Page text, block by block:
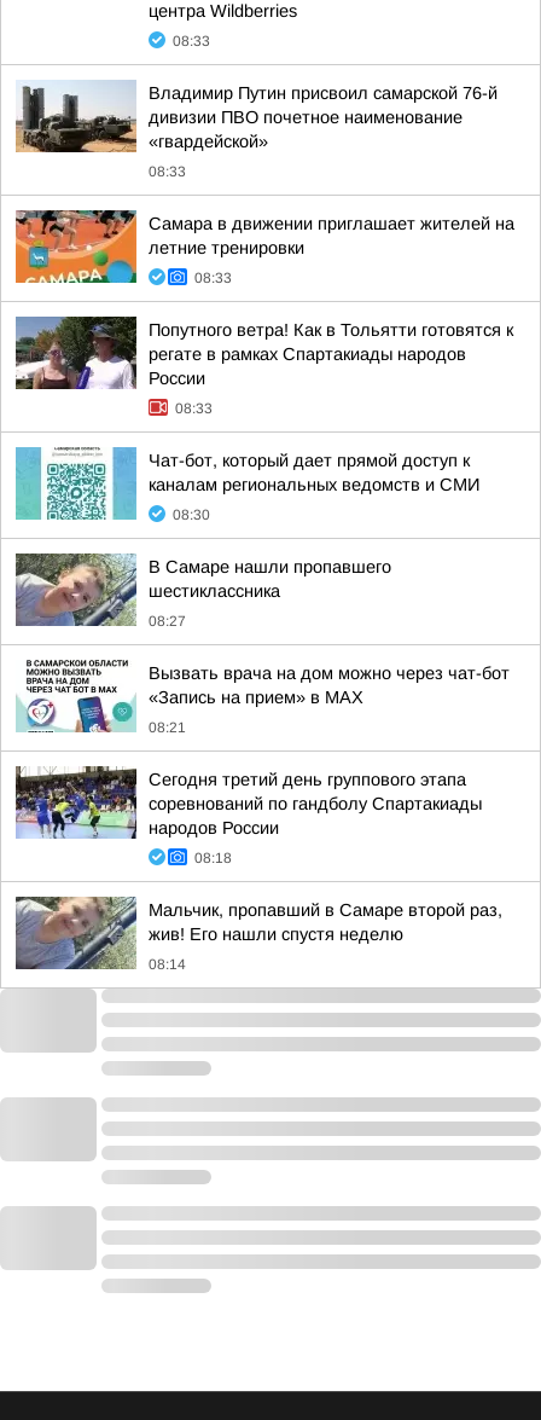
центра Wildberries
08:33
Владимир Путин присвоил самарской 76-й
дивизии ПВО почетное наименование
«гвардейской»
08:33
Самара в движении приглашает жителей на
летние тренировки
08:33
Попутного ветра! Как в Тольятти готовятся к
регате в рамках Спартакиады народов
России
08:33
Чат-бот, который дает прямой доступ к
каналам региональных ведомств и СМИ
08:30
В Самаре нашли пропавшего
шестиклассника
08:27
Вызвать врача на дом можно через чат-бот
«Запись на прием» в MAX
08:21
Сегодня третий день группового этапа
соревнований по гандболу Спартакиады
народов России
08:18
Мальчик, пропавший в Самаре второй раз,
жив! Его нашли спустя неделю
08:14